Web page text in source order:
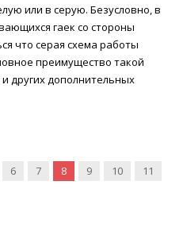
или в серую. Безусловно, в
гаек со стороны
что серая схема работы
преимущество такой
других дополнительных
6 7 8 9 10
11